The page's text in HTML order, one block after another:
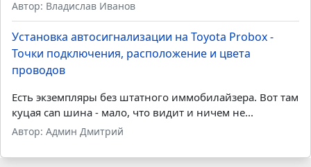
Не все готовы платить за can-модуль и прочие кановые
Автор: Zloy-kot
Установка автосигнализации на Hyundai Tucson -
Точки подключения, расположение и цвета
проводов
Тусан 2024 чтобы шматка не срабатывала при аз